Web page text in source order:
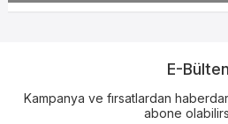
E-Bülten
Kampanya ve fırsatlardan
abone